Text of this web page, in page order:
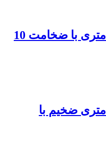
سلفون بسته بندی 300 متری با ضخامت 10
سلفون بسته بندی 300 متری ضخیم با